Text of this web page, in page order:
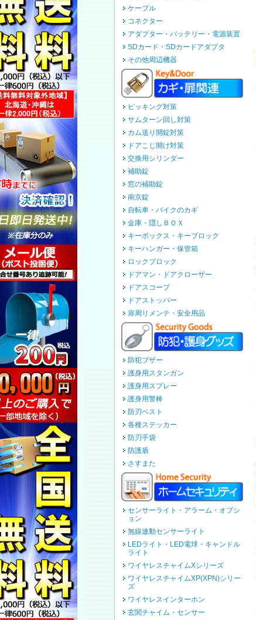
ケーブル
コネクター
アダプター・バッテリー・電源装置
SDカード・SDカードアダプタ
その他周辺機器
ピッキング対策
サムターン回し対策
カム送り開錠対策
ドアこじ開け対策
交換用シリンダー
補助錠
窓の補助錠
南京錠
自転車・バイクのカギ
金庫・隠しＢＯＸ
キーボックス・キーブロック
キーハンガー・保管箱
ロックブロック
ドアマン・ドアクローザー
ドアスコープ
ドアストッパー
扉周りメンテ・安全用品
防犯ブザー
護身用スタンガン
護身用スプレー
護身用警棒
防刃ベスト
各種ステッカー
防刃手袋
防護盾
さすまた
センサーライト・アラーム・オプシ
ョン
無線連動センサーライト
LEDライト・LED電球・キャンドル
ライト
ワイヤレスチャイムXシリーズ
ワイヤレスチャイムXP(XPN)シリー
ズ
ワイヤレスインターホン
玄関チャイム・センサー